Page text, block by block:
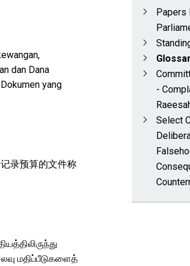
dan Dana
yang
录预算的文件称
மதிப்பீடுகளைத்
Papers
-
Select